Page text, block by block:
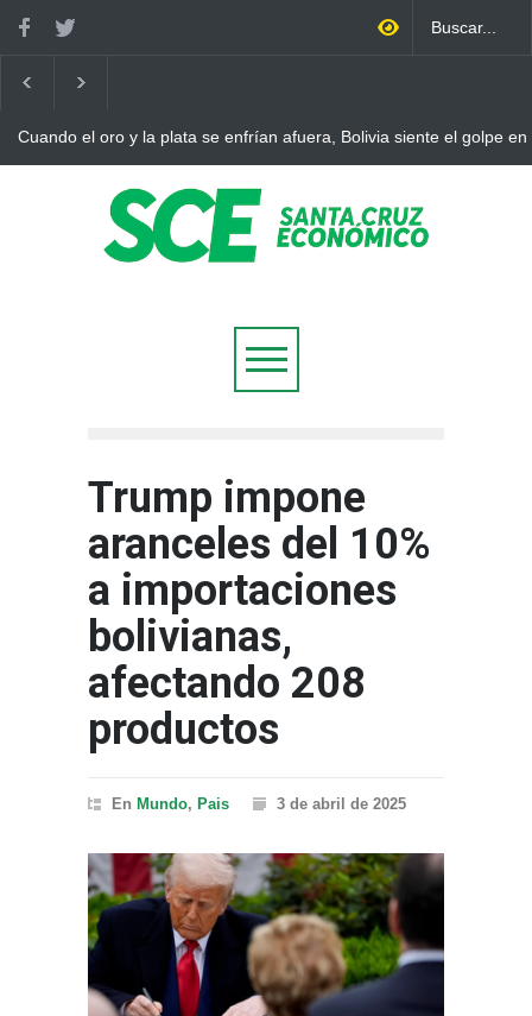
Cuando el oro y la plata se enfrían afuera, Bolivia siente el golpe en
Trump impone
aranceles del 10%
a importaciones
bolivianas,
afectando 208
productos
En Mundo, Pais 3 de abril de 2025